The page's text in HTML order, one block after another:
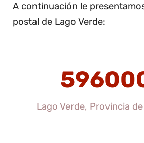
A continuación le
postal de Lago Verde:
Lago Verde, Provincia